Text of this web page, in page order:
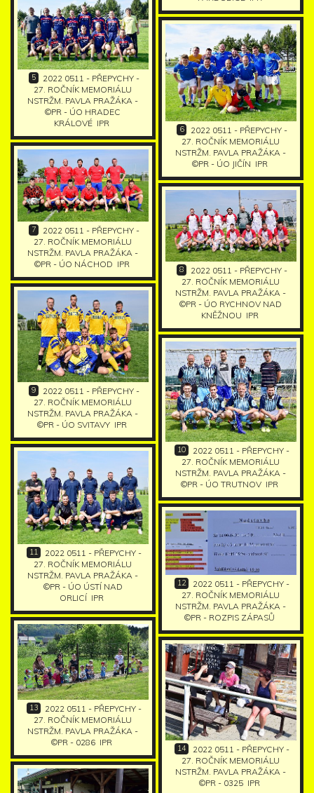
5
2022 0511 - PŘEPYCHY -
27. ROČNÍK MEMORIÁLU
NSTRŽM. PAVLA PRAŽÁKA -
©PR - ÚO HRADEC
KRÁLOVÉ IPR
6
2022 0511 - PŘEPYCHY -
27. ROČNÍK MEMORIÁLU
NSTRŽM. PAVLA PRAŽÁKA -
©PR - ÚO JIČÍN IPR
7
2022 0511 - PŘEPYCHY -
27. ROČNÍK MEMORIÁLU
NSTRŽM. PAVLA PRAŽÁKA -
©PR - ÚO NÁCHOD IPR
8
2022 0511 - PŘEPYCHY -
27. ROČNÍK MEMORIÁLU
NSTRŽM. PAVLA PRAŽÁKA -
©PR - ÚO RYCHNOV NAD
KNĚŽNOU IPR
9
2022 0511 - PŘEPYCHY -
27. ROČNÍK MEMORIÁLU
NSTRŽM. PAVLA PRAŽÁKA -
©PR - ÚO SVITAVY IPR
10
2022 0511 - PŘEPYCHY -
27. ROČNÍK MEMORIÁLU
NSTRŽM. PAVLA PRAŽÁKA -
©PR - ÚO TRUTNOV IPR
11
2022 0511 - PŘEPYCHY -
27. ROČNÍK MEMORIÁLU
NSTRŽM. PAVLA PRAŽÁKA -
©PR - ÚO ÚSTÍ NAD
ORLICÍ IPR
12
2022 0511 - PŘEPYCHY -
27. ROČNÍK MEMORIÁLU
NSTRŽM. PAVLA PRAŽÁKA -
©PR - ROZPIS ZÁPASŮ
13
2022 0511 - PŘEPYCHY -
27. ROČNÍK MEMORIÁLU
NSTRŽM. PAVLA PRAŽÁKA -
©PR - 0286 IPR
14
2022 0511 - PŘEPYCHY -
27. ROČNÍK MEMORIÁLU
NSTRŽM. PAVLA PRAŽÁKA -
©PR - 0325 IPR